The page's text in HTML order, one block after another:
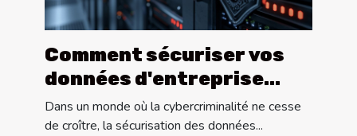
Comment sécuriser vos
données d'entreprise
depuis plus de 15 ans
Dans un monde où la cybercriminalité ne cesse
de croître, la sécurisation des données...